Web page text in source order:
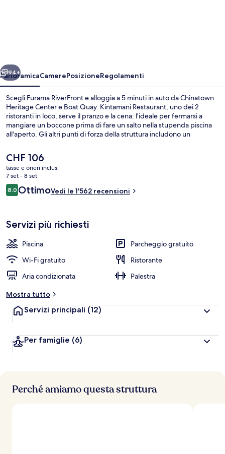
Avanti
94+
PanoramicaCamerePosizioneRegolamenti
Scegli Furama RiverFront e alloggia a 5 minuti in auto da Chinatown
Heritage Center e Boat Quay. Kintamani Restaurant, uno dei 2
ristoranti in loco, serve il pranzo e la cena: l'ideale per fermarsi a
mangiare un boccone prima di fare un salto nella stupenda piscina
all'aperto. Gli altri punti di forza della struttura includono un
apprezzano la posizione comoda per i mezzi pubblici: Stazione
metro di Havelock si trova a 6 min e Stazione metro di Great World a
12 min.
Il
prezzo
attuale
è
CHF 106
CHF 106
tasse e oneri inclusi
7 set - 8 set
Recensioni
8.08.0 su 10
OttimoVedi le 1'562 recensioni
Servizi più richiesti
Piscina
Parcheggio gratuito
Wi-Fi gratuito
Ristorante
Aria condizionata
Palestra
Mostra tutto
Servizi principali (12)
Per famiglie (6)
Perché amiamo questa struttura